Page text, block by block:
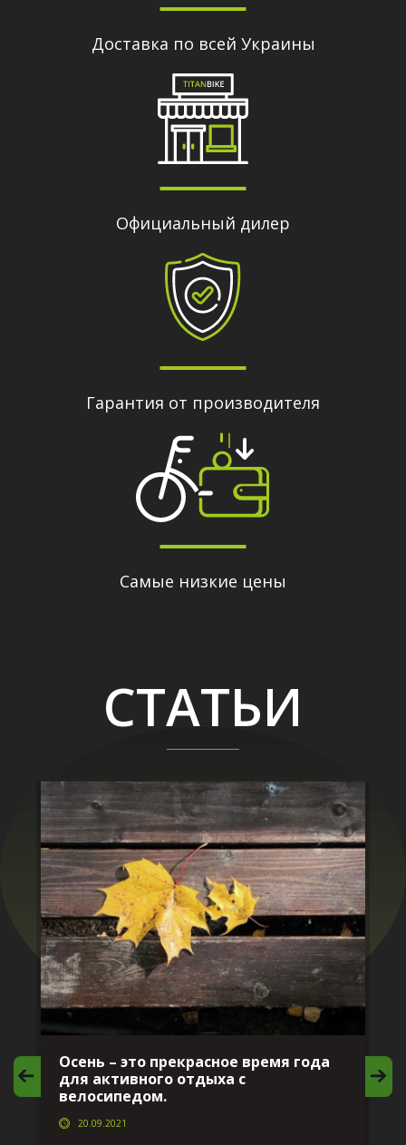
Доставка по всей Украины
Официальный дилер
Гарантия от производителя
Самые низкие цены
СТАТЬИ
Осень – это прекрасное время года
для активного отдыха с
велосипедом.
20.09.2021